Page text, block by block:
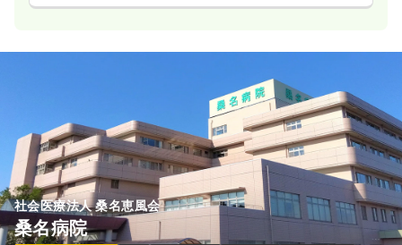
社会医療法人 桑名恵風会
桑名病院